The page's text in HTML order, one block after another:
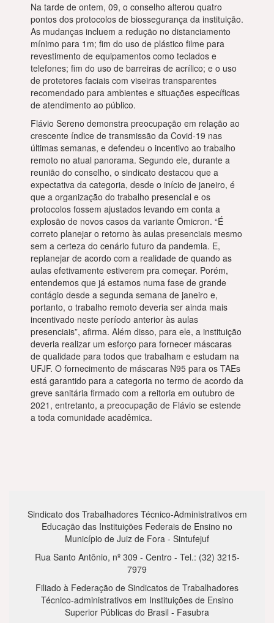
Na tarde de ontem, 09, o conselho alterou quatro
pontos dos protocolos de biossegurança da instituição.
As mudanças incluem a redução no distanciamento
mínimo para 1m; fim do uso de plástico filme para
revestimento de equipamentos como teclados e
telefones; fim do uso de barreiras de acrílico; e o uso
de protetores faciais com viseiras transparentes
recomendado para ambientes e situações específicas
de atendimento ao público.
Flávio Sereno demonstra preocupação em relação ao
crescente índice de transmissão da Covid-19 nas
últimas semanas, e defendeu o incentivo ao trabalho
remoto no atual panorama. Segundo ele, durante a
reunião do conselho, o sindicato destacou que a
expectativa da categoria, desde o início de janeiro, é
que a organização do trabalho presencial e os
protocolos fossem ajustados levando em conta a
explosão de novos casos da variante Ômicron. “É
correto planejar o retorno às aulas presenciais mesmo
sem a certeza do cenário futuro da pandemia. E,
replanejar de acordo com a realidade de quando as
aulas efetivamente estiverem pra começar. Porém,
entendemos que já estamos numa fase de grande
contágio desde a segunda semana de janeiro e,
portanto, o trabalho remoto deveria ser ainda mais
incentivado neste período anterior às aulas
presenciais”, afirma. Além disso, para ele, a instituição
deveria realizar um esforço para fornecer máscaras
de qualidade para todos que trabalham e estudam na
UFJF. O fornecimento de máscaras N95 para os TAEs
está garantido para a categoria no termo de acordo da
greve sanitária firmado com a reitoria em outubro de
2021, entretanto, a preocupação de Flávio se estende
a toda comunidade acadêmica.
Sindicato dos Trabalhadores Técnico-Administrativos em
Educação das Instituições Federais de Ensino no
Município de Juiz de Fora - Sintufejuf
Rua Santo Antônio, nº 309 - Centro - Tel.: (32) 3215-
7979
Filiado à Federação de Sindicatos de Trabalhadores
Técnico-administrativos em Instituições de Ensino
Superior Públicas do Brasil - Fasubra